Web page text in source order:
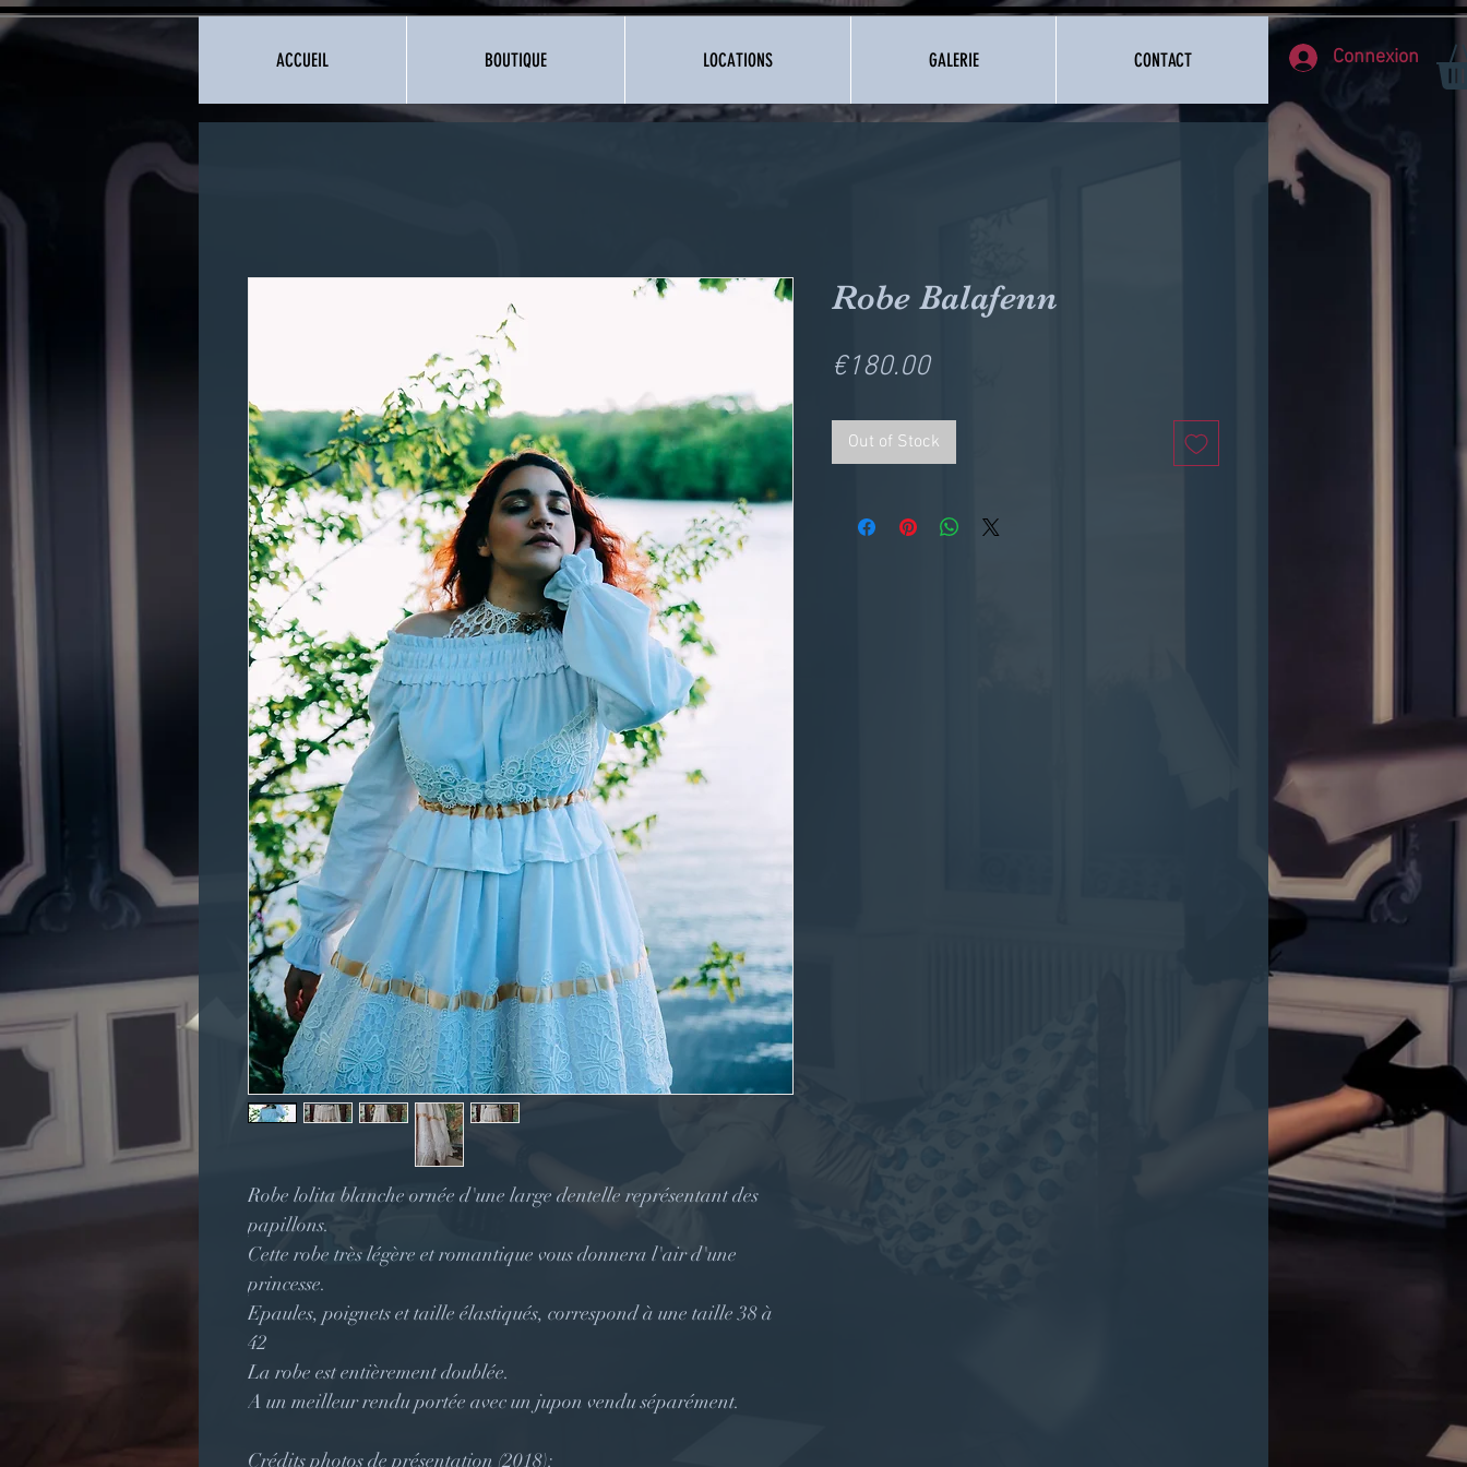
ACCUEIL BOUTIQUE LOCATIONS GALERIE CONTACT Connexion
Robe lolita blanche ornée d'une large dentelle représentant des
papillons.
Cette robe très légère et romantique vous donnera l'air d'une
princesse.
Epaules, poignets et taille élastiqués, correspond à une taille 38 à
42
La robe est entièrement doublée.
A un meilleur rendu portée avec un jupon vendu séparément.
Crédits photos de présentation (2018):
Robe Balafenn
€180.00Price
Out of Stock